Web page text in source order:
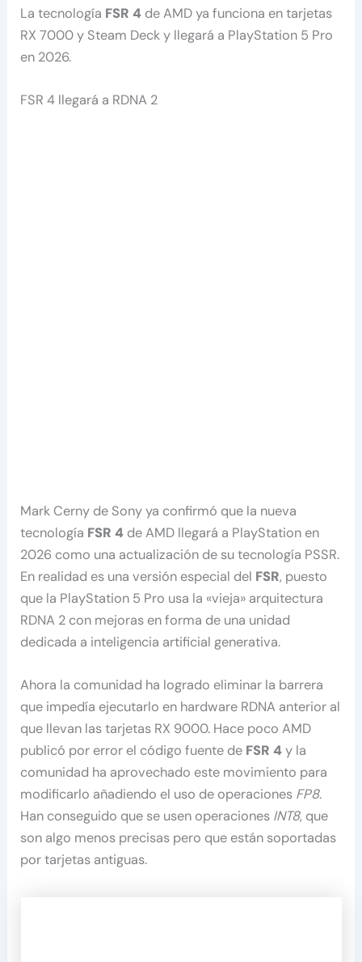
La tecnología FSR 4 de AMD ya funciona en tarjetas
RX 7000 y Steam Deck y llegará a PlayStation 5 Pro
en 2026.
FSR 4 llegará a RDNA 2
Mark Cerny de Sony ya confirmó que la nueva
tecnología FSR 4 de AMD llegará a PlayStation en
2026 como una actualización de su tecnología PSSR.
En realidad es una versión especial del FSR, puesto
que la PlayStation 5 Pro usa la «vieja» arquitectura
RDNA 2 con mejoras en forma de una unidad
dedicada a inteligencia artificial generativa.
Ahora la comunidad ha logrado eliminar la barrera
que impedía ejecutarlo en hardware RDNA anterior al
que llevan las tarjetas RX 9000. Hace poco AMD
publicó por error el código fuente de FSR 4y la
comunidad ha aprovechado este movimiento para
modificarlo añadiendo el uso de operaciones FP8.
Han conseguido que se usen operaciones INT8, que
son algo menos precisas pero que están soportadas
por tarjetas antiguas.